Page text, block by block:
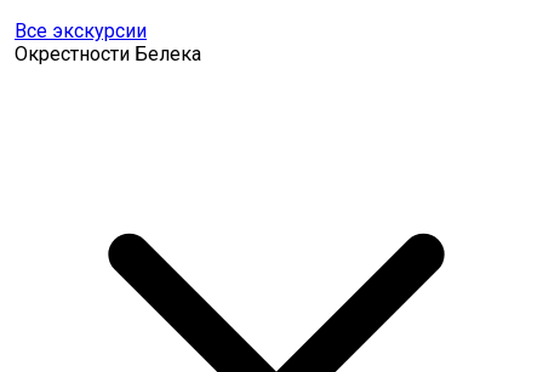
Все экскурсии
Окрестности Белека